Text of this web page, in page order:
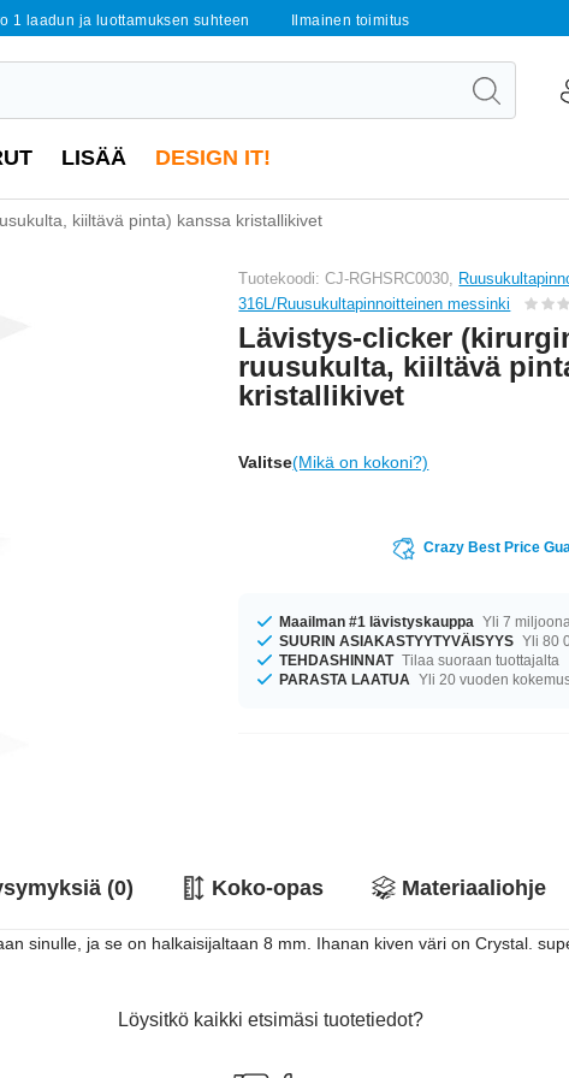
1 laadun ja luottamuksen suhteen Ilmainen toimitus
LISÄÄ DESIGN IT!
kiiltävä pinta) kanssa kristallikivet
Tuotekoodi: CJ-RGHSRC0030,
316L/Ruusukultapinnoitteinen messinki
Lävistys-clicker
ruusukulta, kiiltävä
kristallikivet
Valitse(Mikä on kokoni?)
Crazy Best Price
Maailman #1 lävistyskauppa Yli 7
SUURIN ASIAKASTYYTYVÄISYYS Yli 80
TEHDASHINNAT Tilaa suoraan tuottajalta
PARASTA LAATUA Yli 20 vuoden
(0) Koko-opas Materiaaliohje
sinulle, ja se on halkaisijaltaan 8 mm. Ihanan kiven väri on Crystal.
Löysitkö kaikki etsimäsi tuotetiedot?